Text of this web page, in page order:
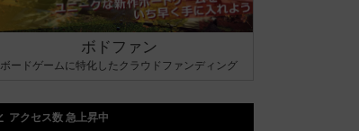
ボドファン
ボードゲームに特化したクラウドファンディング
アクセス数 急上昇中